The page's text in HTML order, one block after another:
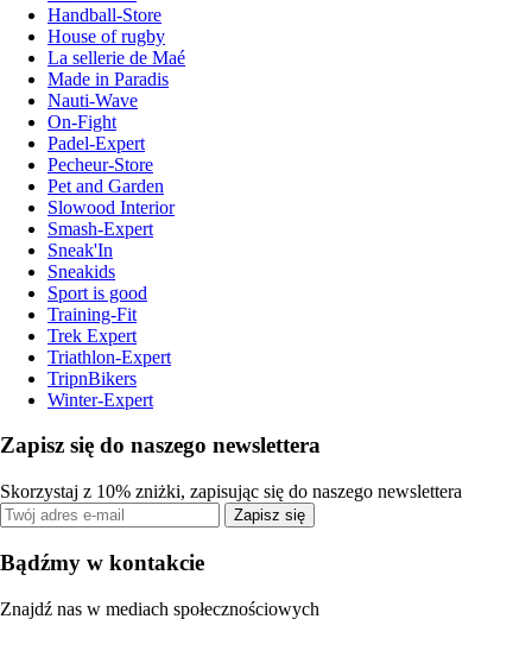
Handball-Store
House of rugby
La sellerie de Maé
Made in Paradis
Nauti-Wave
On-Fight
Padel-Expert
Pecheur-Store
Pet and Garden
Slowood Interior
Smash-Expert
Sneak'In
Sneakids
Sport is good
Training-Fit
Trek Expert
Triathlon-Expert
TripnBikers
Winter-Expert
Zapisz się do naszego newslettera
Skorzystaj z 10% zniżki, zapisując się do naszego newslettera
Zapisz się
Bądźmy w kontakcie
Znajdź nas w mediach społecznościowych